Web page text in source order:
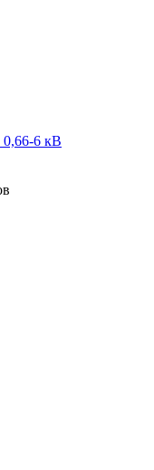
6 кВ